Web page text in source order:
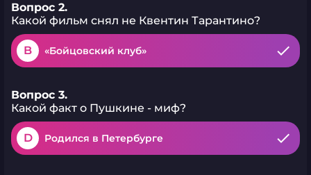
Вопрос 2.
Какой фильм снял не Квентин Тарантино?
B «Бойцовский клуб»
Вопрос 3.
Какой факт о Пушкине - миф?
D Родился в Петербурге